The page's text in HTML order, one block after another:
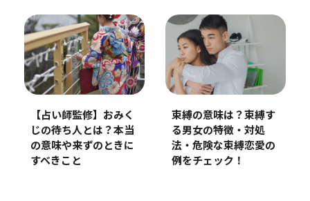
【占い師監修】おみく
じの待ち人とは？本当
の意味や来ずのときに
すべきこと
束縛の意味は？束縛す
る男女の特徴・対処
法・危険な束縛恋愛の
例をチェック！